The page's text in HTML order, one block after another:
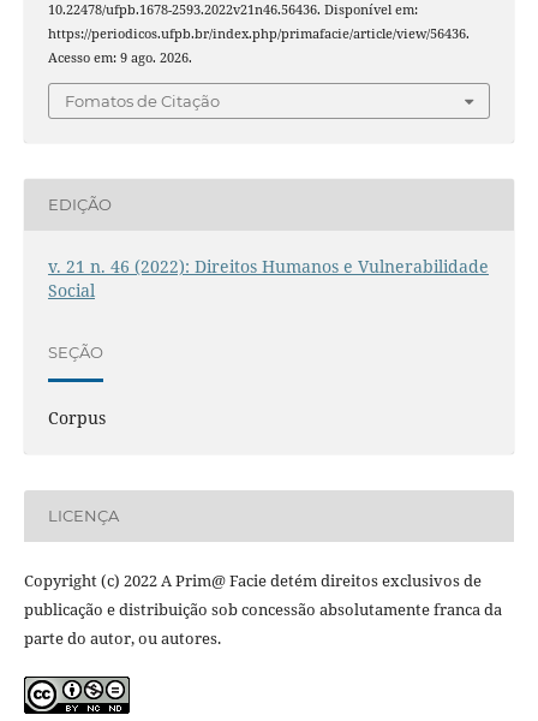
10.22478/ufpb.1678-2593.2022v21n46.56436. Disponível em:
https://periodicos.ufpb.br/index.php/primafacie/article/view/56436.
Acesso em: 9 ago. 2026.
Fomatos de Citação
EDIÇÃO
v. 21 n. 46 (2022): Direitos Humanos e Vulnerabilidade
Social
SEÇÃO
Corpus
LICENÇA
Copyright (c) 2022 A Prim@ Facie detém direitos exclusivos de
publicação e distribuição sob concessão absolutamente franca da
parte do autor, ou autores.